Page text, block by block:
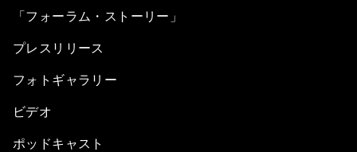
「フォーラム・ストーリー」
プレスリリース
フォトギャラリー
ビデオ
ポッドキャスト